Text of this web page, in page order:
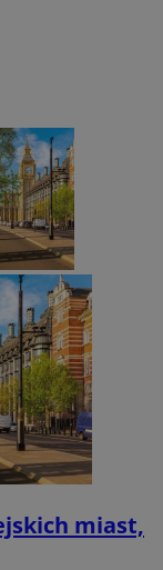
miast,